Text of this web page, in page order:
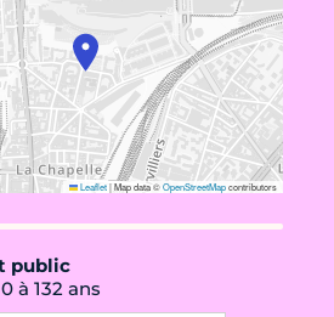
Leaflet|Map data ©OpenStreetMapcontributors
public
à 132 ans